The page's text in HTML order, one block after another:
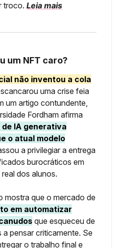
troco. Leia mais
um NFT caro?
não inventou a cola
uma crise feia
um artigo contundente,
Fordham afirma
IA generativa
o atual modelo
a privilegiar a entrega
burocráticos em
dos alunos.
mostra que o mercado de
em automatizar
que esqueceu de
pensar criticamente. Se
o trabalho final e